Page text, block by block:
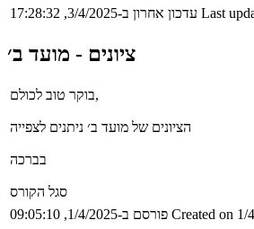
עדכון אחרון ב-3/4/2025, 17:28:32 Last
ציונים - מועד ב׳
בוקר טוב לכולם,
הציונים של מועד ב׳ ניתנים לצפייה
בברכה
סגל הקורס
פורסם ב-1/4/2025, 09:05:10 Created on 1/